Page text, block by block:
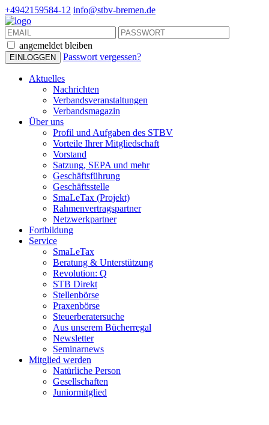
+4942159584-12 info@stbv-bremen.de
angemeldet bleiben
Passwort vergessen?
Aktuelles
Nachrichten
Verbandsveranstaltungen
Verbandsmagazin
Über uns
Profil und Aufgaben des STBV
Vorteile Ihrer Mitgliedschaft
Vorstand
Satzung, SEPA und mehr
Geschäftsführung
Geschäftsstelle
SmaLeTax (Projekt)
Rahmenvertragspartner
Netzwerkpartner
Fortbildung
Service
SmaLeTax
Beratung & Unterstützung
Revolution: Q
STB Direkt
Stellenbörse
Praxenbörse
Steuerberatersuche
Aus unserem Bücherregal
Newsletter
Seminarnews
Mitglied werden
Natürliche Person
Gesellschaften
Juniormitglied